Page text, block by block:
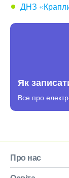
ДНЗ
Як
Все про
Про нас